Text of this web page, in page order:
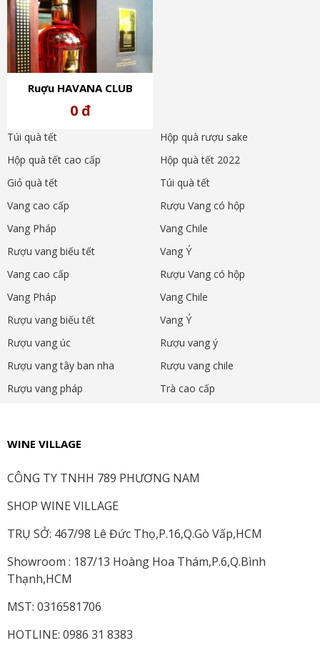
Ruợu HAVANA CLUB
ATMOSHERE COHIBA
UNION 700ml 40%
0 đ
Túi quà tết
Hộp quà rượu sake
Hộp quà tết cao cấp
Hộp quà tết 2022
Giỏ quà tết
Túi quà tết
Vang cao cấp
Rượu Vang có hộp
Vang Pháp
Vang Chile
Rượu vang biếu tết
Vang Ý
Vang cao cấp
Rượu Vang có hộp
Vang Pháp
Vang Chile
Rượu vang biếu tết
Vang Ý
Rượu vang úc
Rượu vang ý
Rượu vang tây ban nha
Rượu vang chile
Rượu vang pháp
Trà cao cấp
WINE VILLAGE
CÔNG TY TNHH 789 PHƯƠNG NAM
SHOP WINE VILLAGE
TRỤ SỞ: 467/98 Lê Đức Thọ,P.16,Q.Gò Vấp,HCM
Showroom : 187/13 Hoàng Hoa Thám,P.6,Q.Bình
Thạnh,HCM
MST: 0316581706
HOTLINE: 0986 31 8383